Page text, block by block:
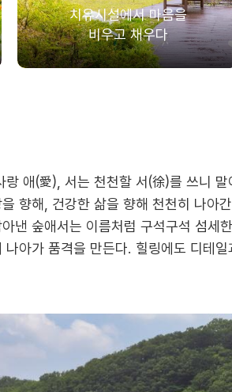
치유시설에서 마음을
비우고 채우다
애(愛), 서는 천천할 서(徐)를 쓰니
향해, 건강한 삶을 향해 천천히 나아
낸 숲애서는 이름처럼 구석구석 섬세
아가 품격을 만든다. 힐링에도 디테